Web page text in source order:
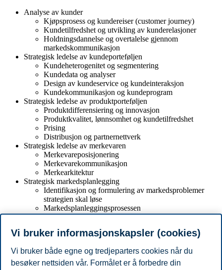
Analyse av kunder
Kjøpsprosess og kundereiser (customer journey)
Kundetilfredshet og utvikling av kunderelasjoner
Holdningsdannelse og overtalelse gjennom
markedskommunikasjon
Strategisk ledelse av kundeporteføljen
Kundeheterogenitet og segmentering
Kundedata og analyser
Design av kundeservice og kundeinteraksjon
Kundekommunikasjon og kundeprogram
Strategisk ledelse av produktporteføljen
Produktdifferensiering og innovasjon
Produktkvalitet, lønnsomhet og kundetilfredshet
Prising
Distribusjon og partnernettverk
Strategisk ledelse av merkevaren
Merkevareposisjonering
Merkevarekommunikasjon
Merkearkitektur
Strategisk markedsplanlegging
Identifikasjon og formulering av markedsproblemer
strategien skal løse
Markedsplanleggingsprosessen
Strategiske styringstall
markedsplan
Forbehold
Vi bruker informasjonskapsler (cookies)
Vi bruker både egne og tredjeparters cookies når du
besøker nettsiden vår. Formålet er å forbedre din